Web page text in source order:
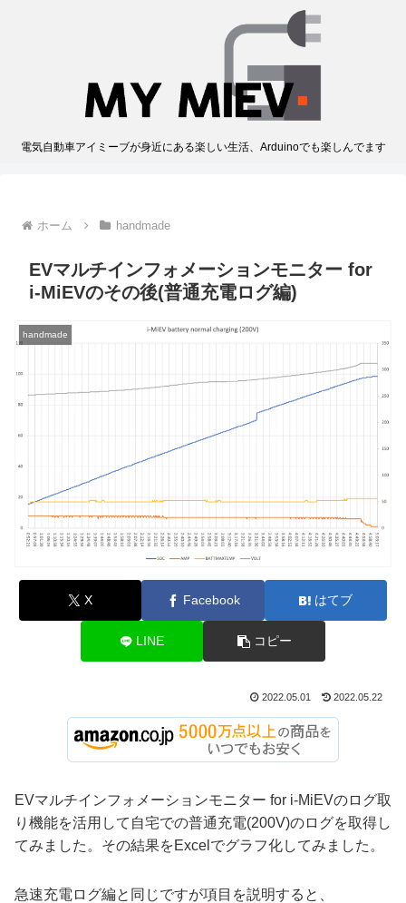
電気自動車アイミーブが身近にある楽しい生活、Arduinoでも楽しんでます
ホーム handmade
EVマルチインフォメーションモニター for
i-MiEVのその後(普通充電ログ編)
handmade
X Facebook はてブ
LINE コピー
2022.05.01 2022.05.22
EVマルチインフォメーションモニター for i-MiEVのログ取
り機能を活用して自宅での普通充電(200V)のログを取得し
てみました。その結果をExcelでグラフ化してみました。
急速充電ログ編と同じですが項目を説明すると、